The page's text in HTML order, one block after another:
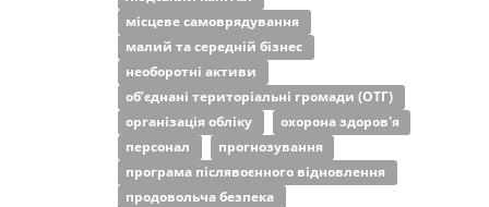
місцеве самоврядування
малий та середній бізнес
необоротні активи
об’єднані територіальні громади (ОТГ)
організація обліку
охорона здоров'я
персонал
прогнозування
програма післявоєнного відновлення
продовольча безпека